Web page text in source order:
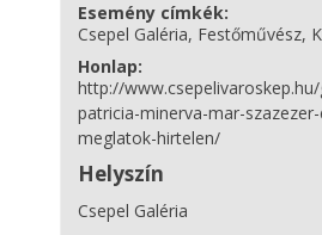
Esemény címkék:
Csepel Galéria, Festőművész,
Honlap:
http://
patricia-minerva-mar-
meglatok-hirtelen/
Helyszín
Csepel Galéria